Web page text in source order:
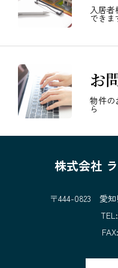
入居者
できま
お
物件の
ら
株式会社
〒444-0823 愛知